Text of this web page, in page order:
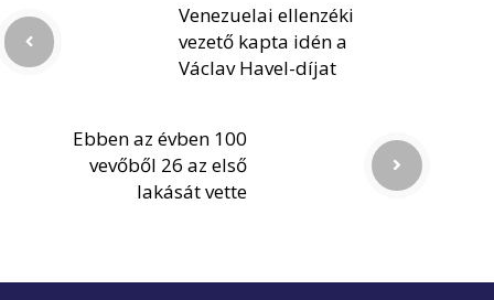
Venezuelai ellenzéki
vezető kapta idén a
Václav Havel-díjat
Ebben az évben 100
vevőből 26 az első
lakását vette